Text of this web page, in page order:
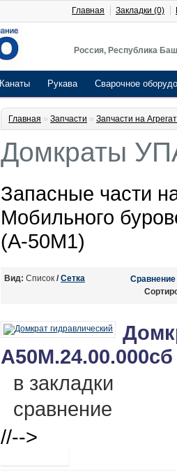
Россия, Республика
Главная Закладки (0)
Канаты Рукава Сварочное
Главная » Запчасти » Запчасти на
Домкраты
Запасные части
Мобильного
(А-50М1)
Вид: Список / Сетка
Сравнение
А50М.24.00.000сб
в закладки
сравнение
//-->